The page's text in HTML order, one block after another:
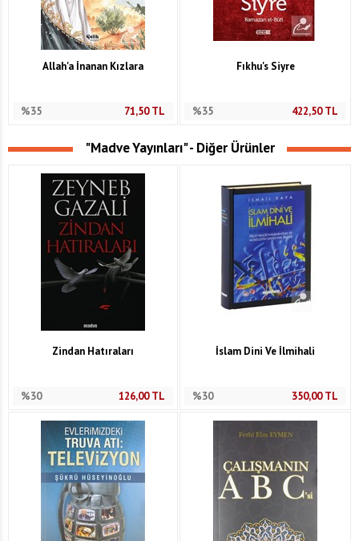
Allah'a İnanan Kızlara
%35 71,50TL
Fıkhu's Siyre
%35 422,50TL
"Madve Yayınları" - Diğer Ürünler
Zindan Hatıraları
%30 126,00TL
İslam Dini Ve İlmihali
%30 350,00TL